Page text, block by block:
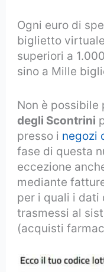
Ogni euro di
biglietto
superiori a
sino a Mille
Non è
degli Scontrini
presso i negozi
fase di questa
eccezione
mediante
per i quali i
trasmessi al
(acquisti